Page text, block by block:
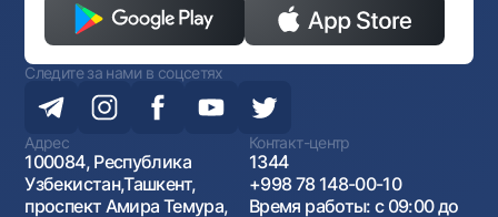
Следите за нами в соцсетях
Адрес
100084, Республика
Узбекистан,Ташкент,
проспект Амира Темура,
Контакт-центр
1344
+998 78 148-00-10
Время работы: с 09:00 до